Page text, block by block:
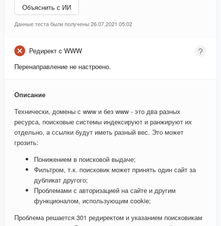
Объяснить с ИИ
Данные теста были получены 26.07.2021 05:02
Редирект c WWW
Перенаправление не настроено.
Описание
Технически, домены с www и без www - это два разных
ресурса, поисковые системы индексируют и ранжируют их
отдельно, а ссылки будут иметь разный вес. Это может
грозить:
Понижением в поисковой выдаче;
Фильтром, т.к. поисковик может принять один сайт за
дубликат другого;
Проблемами с авторизацией на сайте и другим
функционалом, использующим cookie;
Проблема решается 301 редиректом и указанием поисковикам